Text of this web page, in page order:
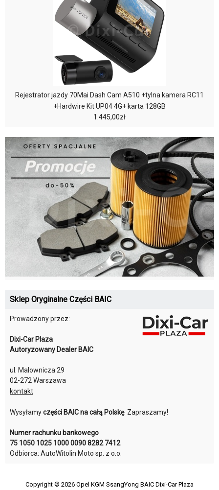
Rejestrator jazdy 70Mai Dash Cam A510 +tylna kamera RC11
+Hardwire Kit UP04 4G+ karta 128GB
1.445,00zł
Sklep Oryginalne Części BAIC
Prowadzony przez:
Dixi-Car Plaza
Autoryzowany Dealer BAIC
ul. Malownicza 29
02-272 Warszawa
kontakt
Wysyłamyczęści BAIC na całą Polskę. Zapraszamy!
Numer rachunku bankowego
75 1050 1025 1000 0090 8282 7412
Odbiorca: AutoWitolin Moto sp. z o.o.
Copyright © 2026 Opel KGM SsangYong BAIC Dixi-Car Plaza